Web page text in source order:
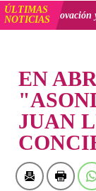
ÚLTIMAS
NOTICIAS
la innovación y la
EN
JUAN